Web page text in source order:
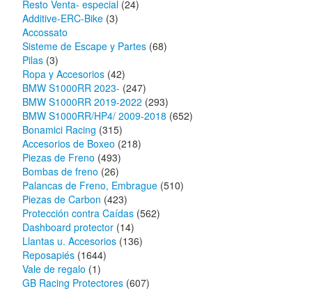
Resto Venta- especial (24)
Additive-ERC-Bike (3)
Accossato
Sisteme de Escape y Partes (68)
Pilas (3)
Ropa y Accesorios (42)
BMW S1000RR 2023- (247)
BMW S1000RR 2019-2022 (293)
BMW S1000RR/HP4/ 2009-2018 (652)
Bonamici Racing (315)
Accesorios de Boxeo (218)
Piezas de Freno (493)
Bombas de freno (26)
Palancas de Freno, Embrague (510)
Piezas de Carbon (423)
Protección contra Caídas (562)
Dashboard protector (14)
Llantas u. Accesorios (136)
Reposapiés (1644)
Vale de regalo (1)
GB Racing Protectores (607)